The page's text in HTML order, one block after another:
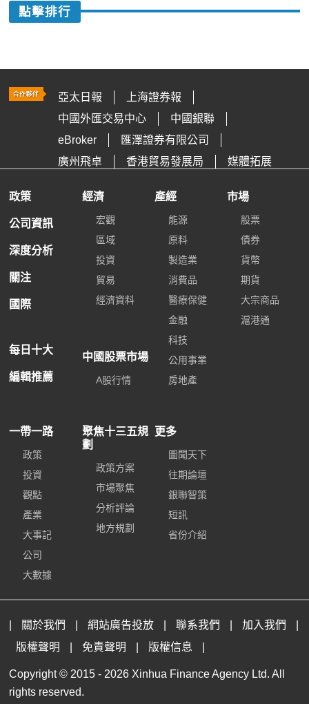
點擊排行
亞太日報
上海證券報
中國外匯交易中心
中國銀聯
eBroker
匯澤證券有限公司
廣州飛卓
香港貿易發展局 媒體拓展
政策
公司資訊
深度分析
關注
國際
每日十大
編輯推薦
經濟
宏觀
區域
投資
貿易
經濟資料
中國股票市場
A股行情
產經
能源
原料
製造業
消費品
醫療保健
金融
科技
公用事業
房地產
市場
股票
債券
貨幣
期貨
大宗商品
滬港通
一帶一路
政策
投資
觀點
產業
大事記
公司
大數據
聚焦十三五規
劃
政策方案
市場聚焦
分析評論
地方規劃
更多
圖聞天下
往期論壇
銀聯智策
短訊
省份介紹
關於我們 網站廣告投放 聯系我們 加入我們
版權聲明
免責聲明 版權信息
Copyright © 2015 - 2026 Xinhua Finance Agency Ltd. All
rights reserved.